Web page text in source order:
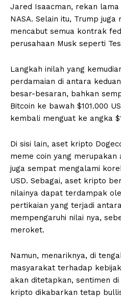
Jared Isaacman, rekan lama
NASA. Selain itu, Trump juga
mencabut semua kontrak
perusahaan Musk seperti
Langkah inilah yang
perdamaian di antara
besar-besaran, bahkan
Bitcoin ke bawah $101.000
kembali menguat ke angka
Di sisi lain, aset kripto
meme coin yang
juga sempat mengalami
USD. Sebagai, aset kripto
nilainya dapat terdampak
pertikaian yang terjadi
mempengaruhi nilai nya,
meroket.
Namun, menariknya, di
masyarakat terhadap
akan ditetapkan, sentimen
kripto dikabarkan tetap